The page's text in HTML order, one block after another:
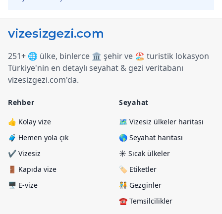
251+ 🌐 ülke, binlerce 🏛️ şehir ve 🏖️ turistik lokasyon
Türkiye'nin en detaylı seyahat & gezi veritabanı
vizesizgezi.com'da.
Rehber
👍 Kolay vize
🧳 Hemen yola çık
✔️ Vizesiz
🚪 Kapıda vize
🖥️ E-vize
Seyahat
🗺️ Vizesiz ülkeler haritası
🌎 Seyahat haritası
☀️ Sıcak ülkeler
🏷️ Etiketler
🧑‍🤝‍🧑 Gezginler
☎️ Temsilcilikler